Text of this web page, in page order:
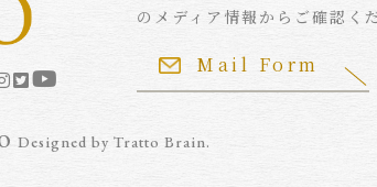
のメディア情報からご確認く
Mail Form
Designed byTratto Brain.